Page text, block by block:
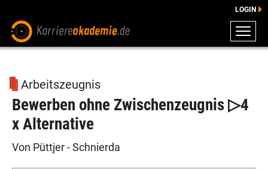
ENGLISCHE DOWNLOADS
E-LEARNING
FAQ
BERATUNG
LOGIN
Arbeitszeugnis
Bewerben ohne Zwischenzeugnis ▷4
x Alternative
Von Püttjer - Schnierda